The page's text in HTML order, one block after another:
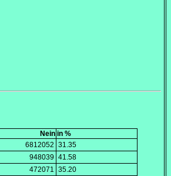
Nein in %
6812052 31.35
948039 41.58
472071 35.20